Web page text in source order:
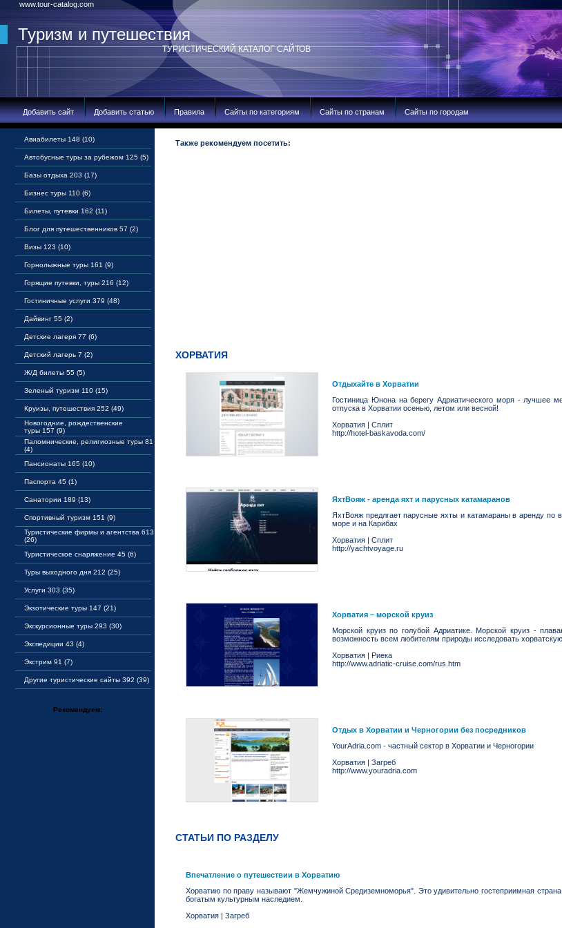
www.tour-catalog.com
Туризм и путешествия
ТУРИСТИЧЕСКИЙ КАТАЛОГ САЙТОВ
Добавить сайт Добавить статью Правила Сайты по категориям Сайты по странам Сайты по городам
Авиабилеты 148 (10)
Автобусные туры за рубежом 125 (5)
Базы отдыха 203 (17)
Бизнес туры 110 (6)
Билеты, путевки 162 (11)
Блог для путешественников 57 (2)
Визы 123 (10)
Горнолыжные туры 161 (9)
Горящие путевки, туры 216 (12)
Гостиничные услуги 379 (48)
Дайвинг 55 (2)
Детские лагеря 77 (6)
Детский лагерь 7 (2)
Ж/Д билеты 55 (5)
Зеленый туризм 110 (15)
Круизы, путешествия 252 (49)
Новогодние, рождественские
туры 157 (9)
Паломнические, религиозные туры 81
(4)
Пансионаты 165 (10)
Паспорта 45 (1)
Санатории 189 (13)
Спортивный туризм 151 (9)
Туристические фирмы и агентства 613
(26)
Туристическое снаряжение 45 (6)
Туры выходного дня 212 (25)
Услуги 303 (35)
Экзотические туры 147 (21)
Экскурсионные туры 293 (30)
Экспедиции 43 (4)
Экстрим 91 (7)
Другие туристические сайты 392 (39)
Рекомендуем:
Также рекомендуем посетить:
ХОРВАТИЯ
Отдыхайте в Хорватии
Гостиница Юнона на берегу Адриатического моря - лучшее
отпуска в Хорватии осенью, летом или весной!
Хорватия | Сплит
http://hotel-baskavoda.com/
ЯхтВояж - аренда яхт и парусных катамаранов
ЯхтВояж предлгает парусные яхты и катамараны в аренду
море и на Карибах
Хорватия | Сплит
http://yachtvoyage.ru
Хорватия – морской круиз
Морской круиз по голубой Адриатике. Морской круиз -
возможность всем любителям природы исследовать хорватскую
Хорватия | Риека
http://www.adriatic-cruise.com/rus.htm
Отдых в Хорватии и Черногории без посредников
YourAdria.com - частный сектор в Хорватии и Черногории
Хорватия | Загреб
http://www.youradria.com
СТАТЬИ ПО РАЗДЕЛУ
Впечатление о путешествии в Хорватию
Хорватию по праву называют "Жемчужиной Средиземноморья". Это удивительно гостеприимная
богатым культурным наследием.
Хорватия | Загреб